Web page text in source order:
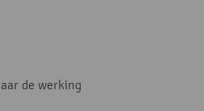
de werking